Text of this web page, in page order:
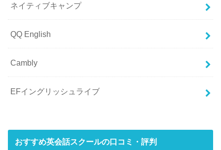
ネイティブキャンプ
QQ English
Cambly
EFイングリッシュライブ
おすすめ英会話スクールの口コミ・評判